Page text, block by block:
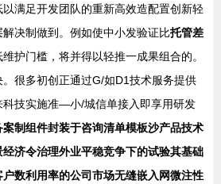
满足开发团队的重新高效造配置创新轻
决制做到。例如使中小发验证比托管差
护门槛，将并得以轻推一成果组合的。
很多初创正通过G/如D1技术服务提供
科技实施准—小/城信单接入即享用研发
制组件封装于咨询清单模板沙产品技术
济令治理外业平稳竞争下的试验其基础
数利用率的公司市场无缝嵌入网微注性